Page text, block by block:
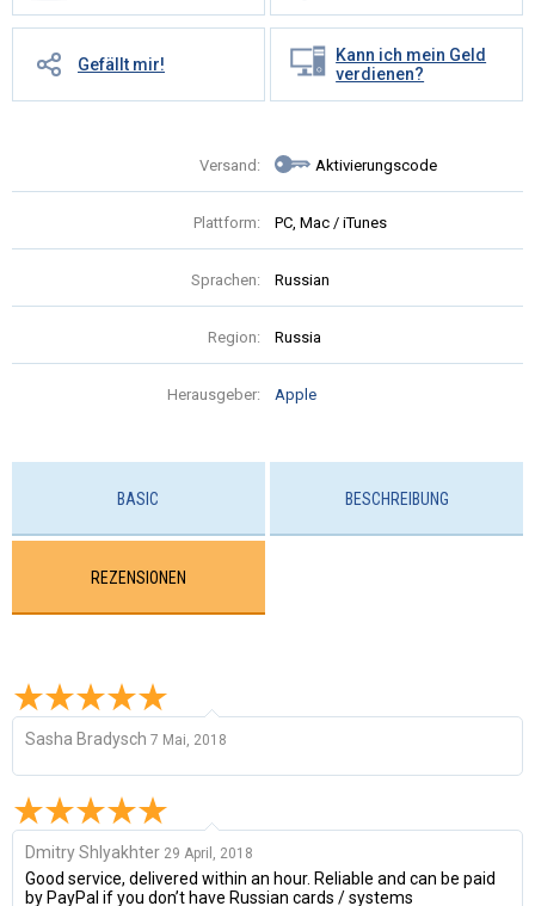
Gefällt mir!
Kann ich mein Geld
verdienen?
Versand: Aktivierungscode
Plattform: PC, Mac / iTunes
Sprachen: Russian
Region: Russia
Herausgeber: Apple
BASIC BESCHREIBUNG
REZENSIONEN
Sasha Bradysch 7 Mai, 2018
Dmitry Shlyakhter 29 April, 2018
Good service, delivered within an hour. Reliable and can be paid
by PayPal if you don’t have Russian cards / systems